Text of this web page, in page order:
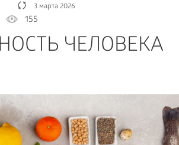
3 марта 2026
155
ЧЕЛОВЕКА